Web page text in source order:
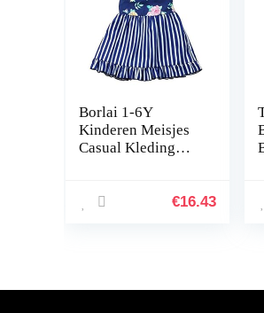
Borlai 1-6Y
Kinderen Meisjes
Casual Kleding
mouwloze outfits
€16.43